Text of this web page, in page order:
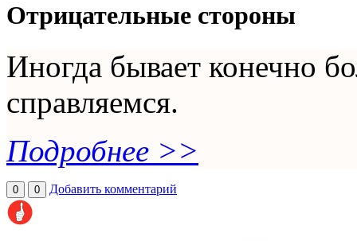
Отрицательные стороны
Иногда бывает конечно
справляемся.
Подробнее >>
0 0 Добавить комментарий